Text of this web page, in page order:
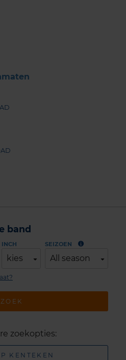
band
INCH
kies
SEIZOEN
All season
ZOEK
zoekopties:
KENTEKEN